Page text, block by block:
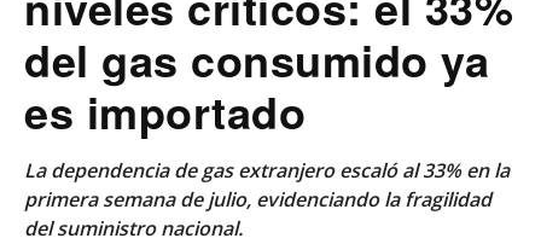
del gas consumido ya
es importado
La dependencia de gas extranjero escaló al 33% en la
primera semana de julio, evidenciando la fragilidad
del suministro nacional.